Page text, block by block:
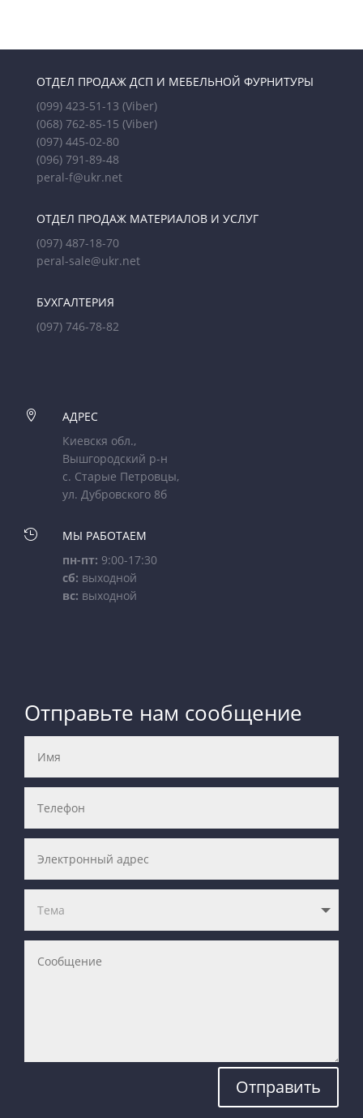
ОТДЕЛ ПРОДАЖ ДСП И МЕБЕЛЬНОЙ ФУРНИТУРЫ
(099) 423-51-13 (Viber)
(068) 762-85-15 (Viber)
(097) 445-02-80
(096) 791-89-48
peral-f@ukr.net
ОТДЕЛ ПРОДАЖ МАТЕРИАЛОВ И УСЛУГ
(097) 487-18-70
peral-sale@ukr.net
БУХГАЛТЕРИЯ
(097) 746-78-82

АДРЕС
Киевскя обл.,
Вышгородский р-н
с. Старые Петровцы,
ул. Дубровского 8б

МЫ РАБОТАЕМ
пн-пт: 9:00-17:30
сб: выходной
вс: выходной
Отправьте нам сообщение
Отправить